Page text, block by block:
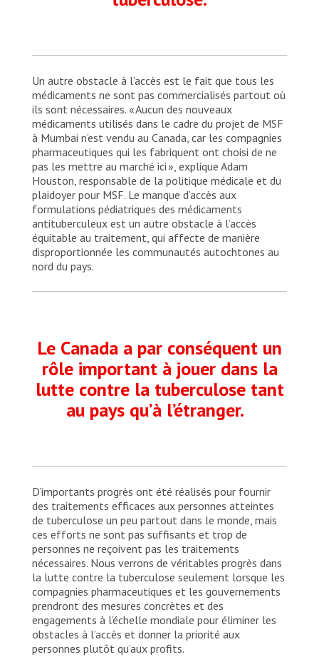
Un autre obstacle à l’accès est le fait que tous les
médicaments ne sont pas commercialisés partout où
ils sont nécessaires. « Aucun des nouveaux
médicaments utilisés dans le cadre du projet de MSF
à Mumbai n’est vendu au Canada, car les compagnies
pharmaceutiques qui les fabriquent ont choisi de ne
pas les mettre au marché ici », explique Adam
Houston, responsable de la politique médicale et du
plaidoyer pour MSF. Le manque d’accès aux
formulations pédiatriques des médicaments
antituberculeux est un autre obstacle à l’accès
équitable au traitement, qui affecte de manière
disproportionnée les communautés autochtones au
nord du pays.
Le Canada a par conséquent un
rôle important à jouer dans la
lutte contre la tuberculose tant
au pays qu’à l’étranger.
D’importants progrès ont été réalisés pour fournir
des traitements efficaces aux personnes atteintes
de tuberculose un peu partout dans le monde, mais
ces efforts ne sont pas suffisants et trop de
personnes ne reçoivent pas les traitements
nécessaires. Nous verrons de véritables progrès dans
la lutte contre la tuberculose seulement lorsque les
compagnies pharmaceutiques et les gouvernements
prendront des mesures concrètes et des
engagements à l’échelle mondiale pour éliminer les
obstacles à l’accès et donner la priorité aux
personnes plutôt qu’aux profits.